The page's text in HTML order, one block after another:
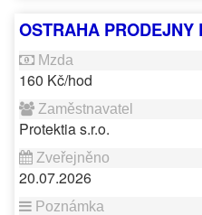
OSTRAHA PRODEJNY
160 Kč/hod
Protektia s.r.o.
20.07.2026